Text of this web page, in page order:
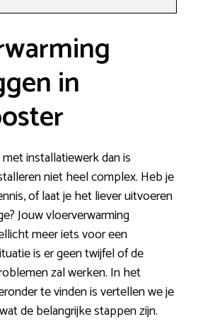
in
installatiewerk dan is
niet heel complex. Heb je
of laat je het liever uitvoeren
Jouw vloerverwarming
meer iets voor een
is er geen twijfel of de
zal werken. In het
te vinden is vertellen we je
de belangrijke stappen zijn.